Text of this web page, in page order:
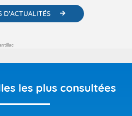
D'ACTUALITÉS
les plus consultées